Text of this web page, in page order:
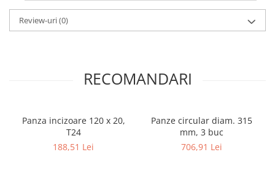
Review-uri(0)
RECOMANDARI
Panza incizoare 120 x 20,
T24
188,51 Lei
Panze circular diam. 315
mm, 3 buc
706,91 Lei